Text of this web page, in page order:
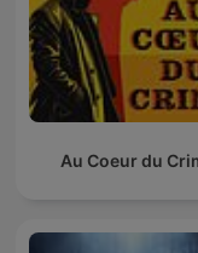
Au Coeur du